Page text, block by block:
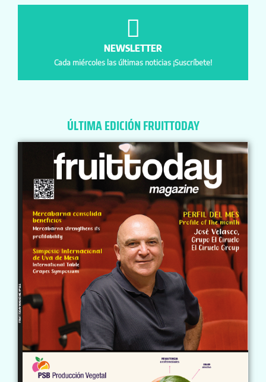
NEWSLETTER
Cada miércoles las últimas noticias ¡Suscríbete!
ÚLTIMA EDICIÓN FRUITTODAY